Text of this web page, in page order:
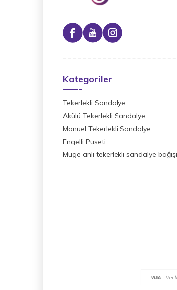
Kategoriler
Tekerlekli Sandalye
Akülü Tekerlekli Sandalye
Manuel Tekerlekli Sandalye
Engelli Puseti
Müge anlı tekerlekli sandalye bağışı